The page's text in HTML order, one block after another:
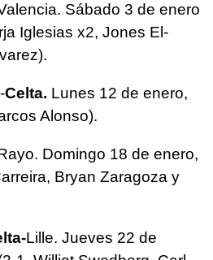
Sábado 3 de enero
Iglesias x2, Jones El-
Celta. Lunes 12 de enero,
Alonso).
Domingo 18 de enero,
Bryan Zaragoza y
Lille. Jueves 22 de